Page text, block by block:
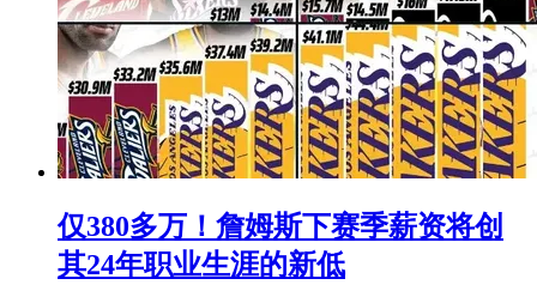
仅380多万！詹姆斯下赛季薪资将创
其24年职业生涯的新低